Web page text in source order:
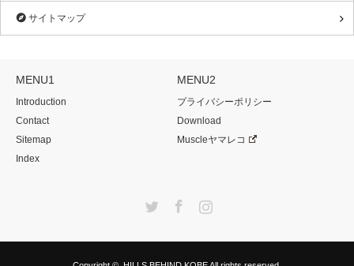
サイトマップ
MENU1
Introduction
Contact
Sitemap
Index
MENU2
プライバシーポリシー
Download
Muscleヤマレコ